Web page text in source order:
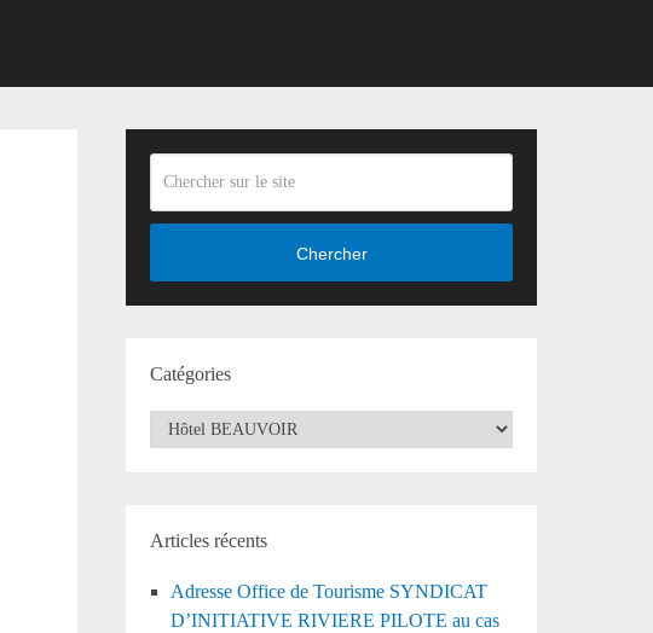
Chercher
Catégories
Catégories
Articles récents
Adresse Office de Tourisme SYNDICAT
D’INITIATIVE RIVIERE PILOTE au cas